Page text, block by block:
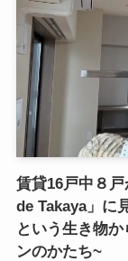
賃貸16戸中８
de Takaya」に
という生き物
ンのかたち~